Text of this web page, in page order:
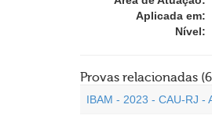
Aplicada em:
Nível:
Provas relacionadas
IBAM - 2023 - CAU-RJ -